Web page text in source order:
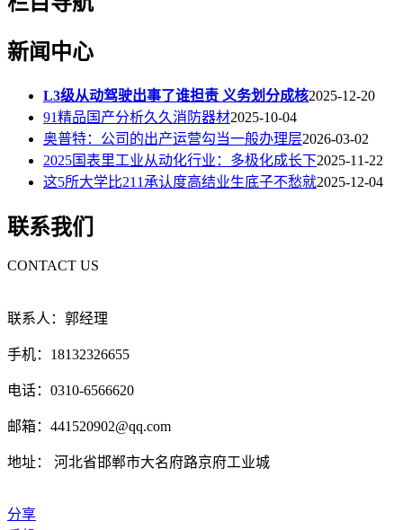
新闻中心
L3级从动驾驶出事了谁担责 义务划分成核2025-12-20
91精品国产分析久久消防器材2025-10-04
奥普特：公司的出产运营勾当一般办理层2026-03-02
2025国表里工业从动化行业：多极化成长下2025-11-22
这5所大学比211承认度高结业生底子不愁就2025-12-04
联系我们
CONTACT US
联系人：郭经理
手机：18132326655
电话：0310-6566620
邮箱：441520902@qq.com
地址： 河北省邯郸市大名府路京府工业城
分享